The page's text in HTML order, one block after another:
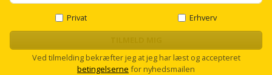
Privat Erhverv
Ved tilmelding bekræfter jeg at jeg har læst og accepteret
betingelserne for nyhedsmailen